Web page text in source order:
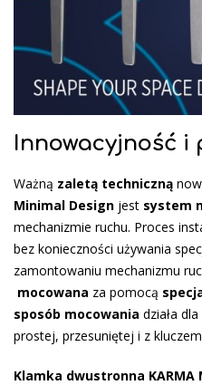
Innowacyjność i
Ważną zaletą techniczną
Minimal Design jest system
mechanizmie ruchu. Proces
bez konieczności używania
zamontowaniu mechanizmu
mocowana za pomocą
sposób mocowania działa dla
prostej, przesuniętej i z
Klamka dwustronna